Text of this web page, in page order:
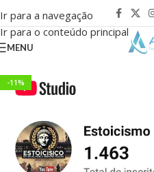
Ir para a navegação
Ir para o conteúdo principal
MENU
-11%